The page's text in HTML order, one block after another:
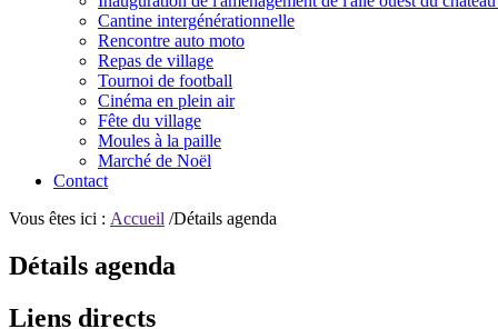
Cantine intergénérationnelle
Rencontre auto moto
Repas de village
Tournoi de football
Cinéma en plein air
Fête du village
Moules à la paille
Marché de Noël
Contact
Vous êtes ici : Accueil /Détails agenda
Détails agenda
Liens directs